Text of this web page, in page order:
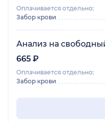
Оплачивается отдельно:
Забор крови
Анализ на
665 ₽
Оплачивается отдельно:
Забор крови